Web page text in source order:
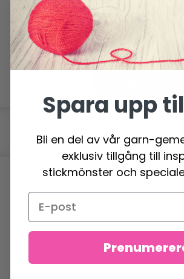
102.00 SEK
Spara upp
Bli en del av vår garn-
exklusiv tillgång till
stickmönster och